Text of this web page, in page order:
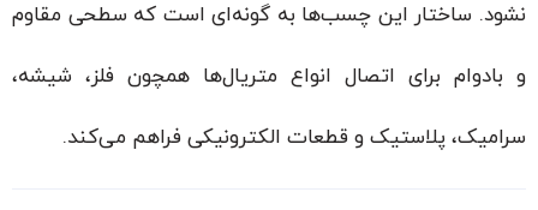
نشود. ساختار این چسب‌ها به گونه‌ای است که سطحی مقاوم
و بادوام برای اتصال انواع متریال‌ها همچون فلز، شیشه،
سرامیک، پلاستیک و قطعات الکترونیکی فراهم می‌کند.